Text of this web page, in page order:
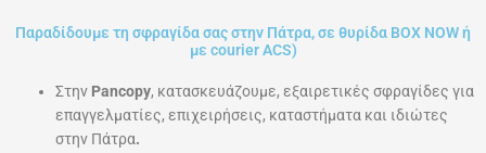
Παραδίδουμε τη σφραγίδα σας στην Πάτρα, σε θυρίδα ΒΟΧ NOW ή
με courier ACS)
Στην Pancopy, κατασκευάζουμε, εξαιρετικές σφραγίδες για
επαγγελματίες, επιχειρήσεις, καταστήματα και ιδιώτες
στην Πάτρα.